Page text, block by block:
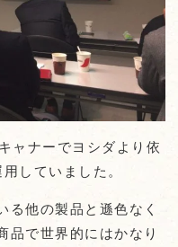
ャナーでヨシダより依
していました。
る他の製品と遜色なく
品で世界的にはかなり